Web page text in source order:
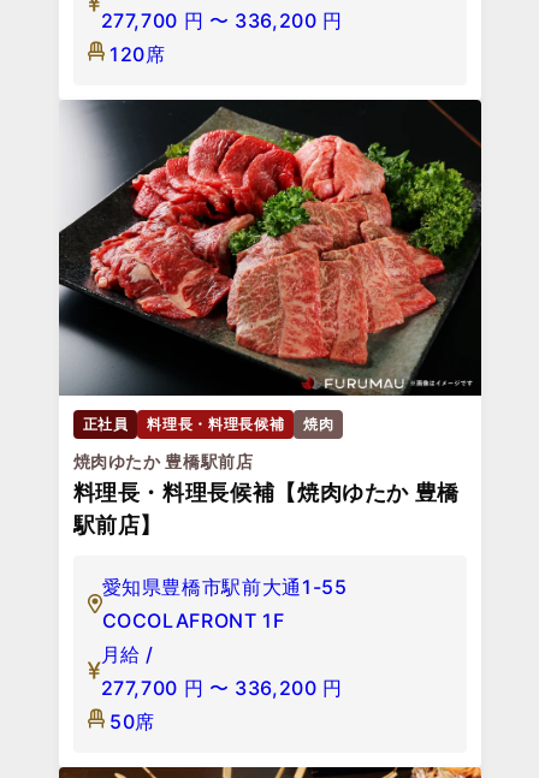
277,700 円 〜 336,200 円
120席
正社員 料理長・料理長候補 焼肉
焼肉ゆたか 豊橋駅前店
料理長・料理長候補【焼肉ゆたか 豊橋
駅前店】
愛知県豊橋市駅前大通1-55
COCOLAFRONT 1F
月給 /
277,700 円 〜 336,200 円
50席